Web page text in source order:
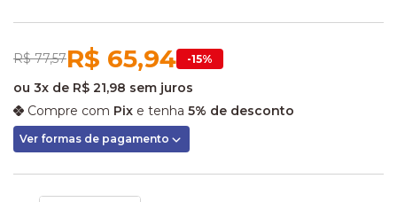
R$ 77,57R$ 65,94 -15%
ou 3x de R$ 21,98 sem juros
Compre com Pix e tenha 5% de desconto
Ver formas de pagamento